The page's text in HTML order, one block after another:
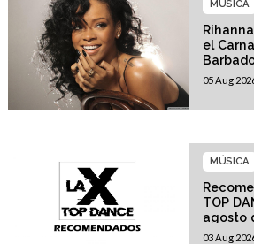
el
rumores
MÚSICA
05 Aug
TOP
agosto
MÚSICA
03 Aug